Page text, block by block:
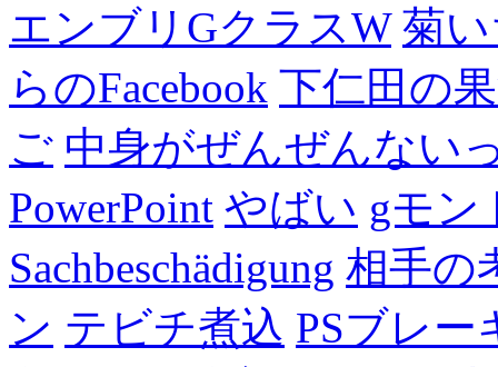
エンブリGクラスW 菊
らのFacebook 下仁田の
ご 中身がぜんぜんない
PowerPoint やばい gモン
Sachbeschädigung 相手の
ン テビチ煮込 PSブレー